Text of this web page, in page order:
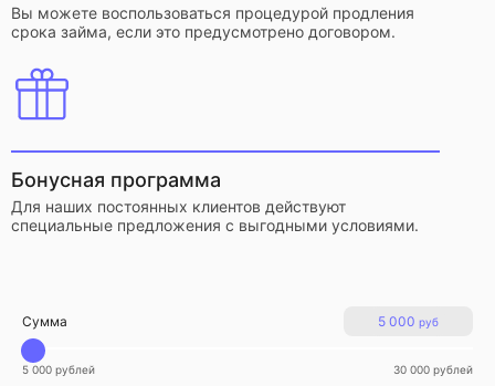
Вы можете воспользоваться процедурой продления
срока займа, если это предусмотрено договором.
Бонусная программа
Для наших постоянных клиентов действуют
специальные предложения с выгодными условиями.
5 000 руб
Сумма
5 000 рублей 30 000 рублей